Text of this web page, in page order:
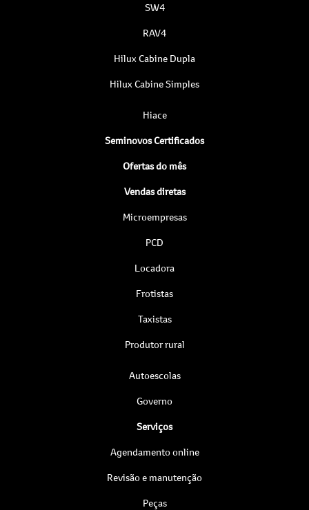
SW4
RAV4
Hilux Cabine Dupla
Hilux Cabine Simples
Hiace
Seminovos Certificados
Ofertas do mês
Vendas diretas
Microempresas
PCD
Locadora
Frotistas
Taxistas
Produtor rural
Autoescolas
Governo
Serviços
Agendamento online
Revisão e manutenção
Peças